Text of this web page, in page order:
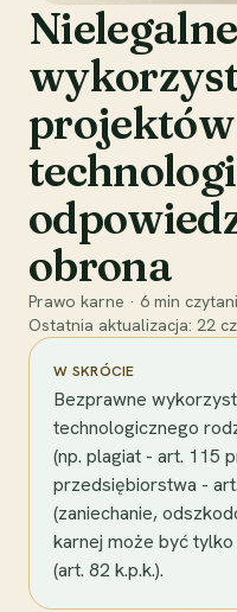
Nielegalne
projektów
obrona
Prawo karne · 6 min
Ostatnia aktualizacja: 22
W SKRÓCIE
Bezprawne
technologicznego
(np. plagiat - art. 115
przedsiębiorstwa -
(zaniechanie,
karnej może być
(art. 82 k.p.k.).